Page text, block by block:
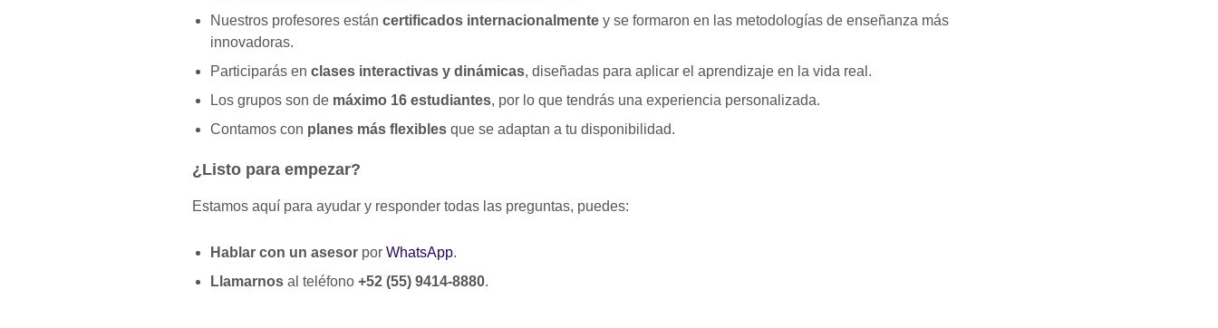
Nuestros profesores están certificados internacionalmente y se formaron en las metodologías de enseñanza más
innovadoras.
Participarás en clases interactivas y dinámicas, diseñadas para aplicar el aprendizaje en la vida real.
Los grupos son de máximo 16 estudiantes, por lo que tendrás una experiencia personalizada.
Contamos con planes más flexibles que se adaptan a tu disponibilidad.
¿Listo para empezar?
Estamos aquí para ayudar y responder todas las preguntas, puedes:
Hablar con un asesor por WhatsApp.
Llamarnos al teléfono +52 (55) 9414-8880.